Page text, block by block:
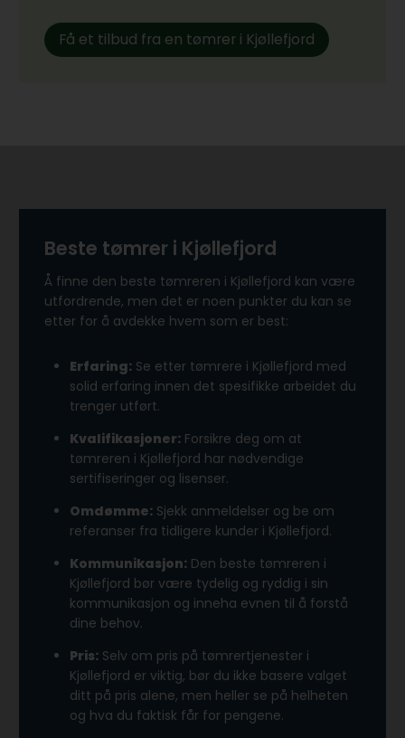
Få et tilbud fra en tømrer i Kjøllefjord
Beste tømrer i Kjøllefjord
Å finne den beste tømreren i Kjøllefjord kan være
utfordrende, men det er noen punkter du kan se
etter for å avdekke hvem som er best:
Erfaring: Se etter tømrere i Kjøllefjord med
solid erfaring innen det spesifikke arbeidet du
trenger utført.
Kvalifikasjoner: Forsikre deg om at
tømreren i Kjøllefjord har nødvendige
sertifiseringer og lisenser.
Omdømme: Sjekk anmeldelser og be om
referanser fra tidligere kunder i Kjøllefjord.
Kommunikasjon: Den beste tømreren i
Kjøllefjord bør være tydelig og ryddig i sin
kommunikasjon og inneha evnen til å forstå
dine behov.
Pris: Selv om pris på tømrertjenester i
Kjøllefjord er viktig, bør du ikke basere valget
ditt på pris alene, men heller se på helheten
og hva du faktisk får for pengene.